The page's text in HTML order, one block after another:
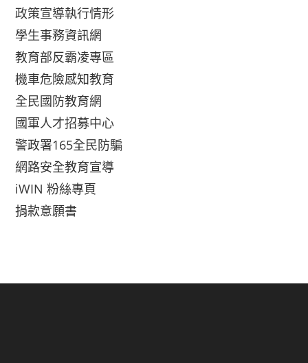
政策宣導執行情形
學生事務資訊網
教育部反霸凌專區
機車危險感知教育
全民國防教育網
國軍人才招募中心
警政署165全民防騙
網路安全教育宣導
iWIN 粉絲專頁
捐款意願書